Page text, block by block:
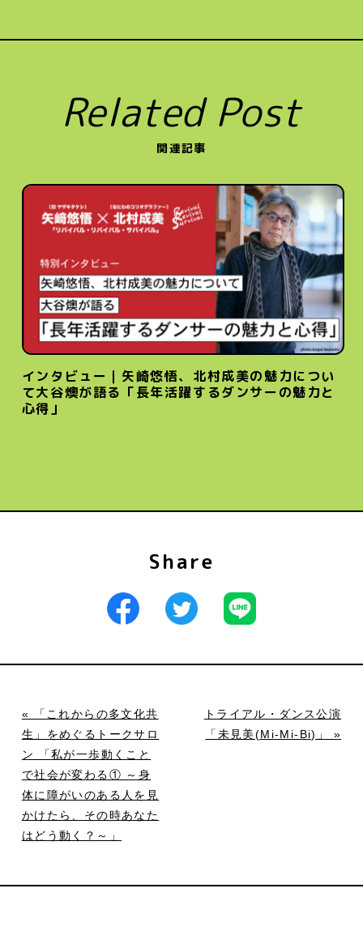
Related Post
関連記事
インタビュー｜矢崎悠悟、北村成美の魅力につい
て大谷燠が語る「長年活躍するダンサーの魅力と
心得」
Share
« 「これからの多文化共
生」をめぐるトークサロ
ン 「私が一歩動くこと
で社会が変わる① ～身
体に障がいのある人を見
かけたら、その時あなた
はどう動く？～」
トライアル・ダンス公演
「未見美(Mi-Mi-Bi)」 »